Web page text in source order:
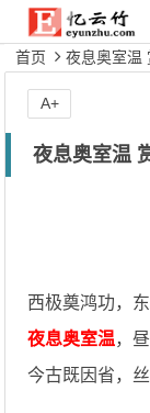
首页 夜息奥室温
夜息奥室温
西极奠鸿功，
夜息奥室温，
今古既因省，
A+